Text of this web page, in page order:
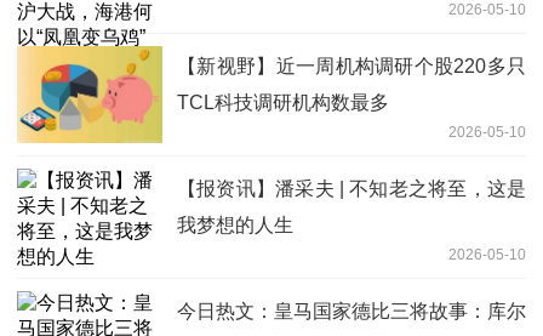
2026-05-10
【新视野】近一周机构调研个股220多只
TCL科技调研机构数最多
2026-05-10
【报资讯】潘采夫 | 不知老之将至，这是
我梦想的人生
2026-05-10
今日热文：皇马国家德比三将故事：库尔